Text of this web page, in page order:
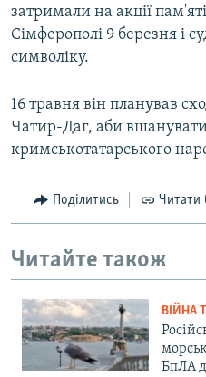
затримали на акції
Сімферополі 9 березня і
символіку.
16 травня він планував
Чатир-Даг, аби
кримськотатарського
Поділитись Читати
Читайте також
ВІЙНА
БпЛА